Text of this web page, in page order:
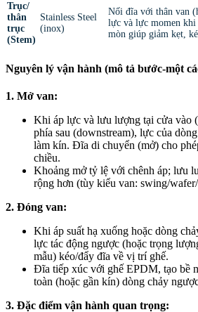
Trục/
thân
trục
(Stem)
Stainless Steel
(inox)
Nối đĩa với thân van
lực và lực momen khi
mòn giúp giảm kẹt,
Nguyên lý vận hành (mô tả bước-một
1. Mở van:
Khi áp lực và lưu lượng tại cửa vào
phía sau (downstream), lực của
làm kín. Đĩa di chuyển (mở) cho
chiều.
Khoảng mở tỷ lệ với chênh áp; lưu
rộng hơn (tùy kiểu van: swing/
2. Đóng van:
Khi áp suất hạ xuống hoặc dòng
lực tác động ngược (hoặc trọng
mẫu) kéo/đẩy đĩa về vị trí ghế.
Đĩa tiếp xúc với ghế EPDM, tạo bề
toàn (hoặc gần kín) dòng chảy
3. Đặc điểm vận hành quan trọng: